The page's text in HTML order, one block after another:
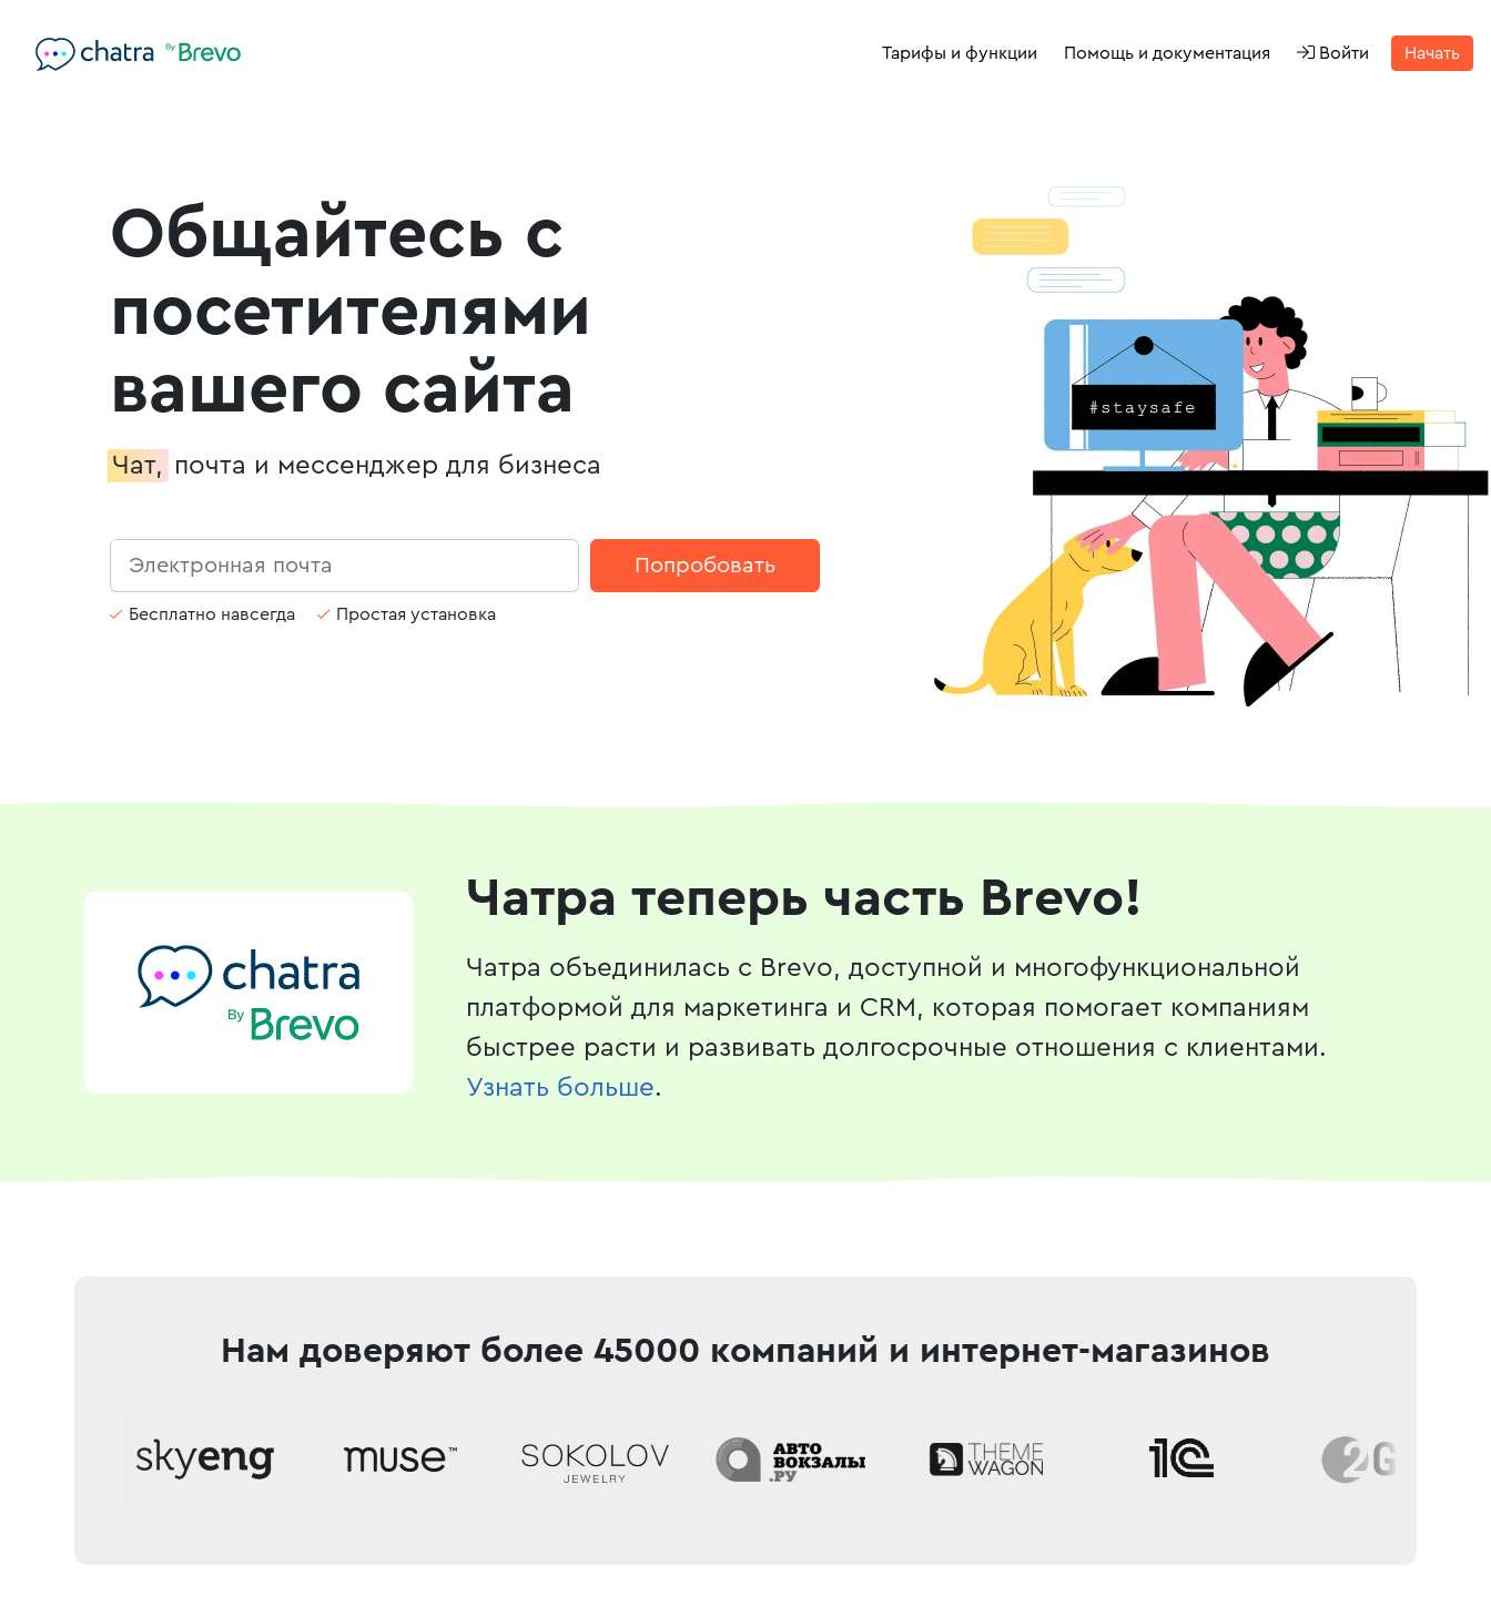
Тарифы и функции Помощь и документация Войти Начать
Общайтесь с
посетителями
вашего сайта
Чат, почта и мессенджер для бизнеса
Попробовать
Бесплатно навсегда Простая установка
Чатра теперь часть Brevo!
Чатра объединилась с Brevo, доступной и многофункциональной
платформой для маркетинга и CRM, которая помогает компаниям
быстрее расти и развивать долгосрочные отношения с клиентами.
Узнать больше.
Нам доверяют более 45000 компаний и интернет-магазинов